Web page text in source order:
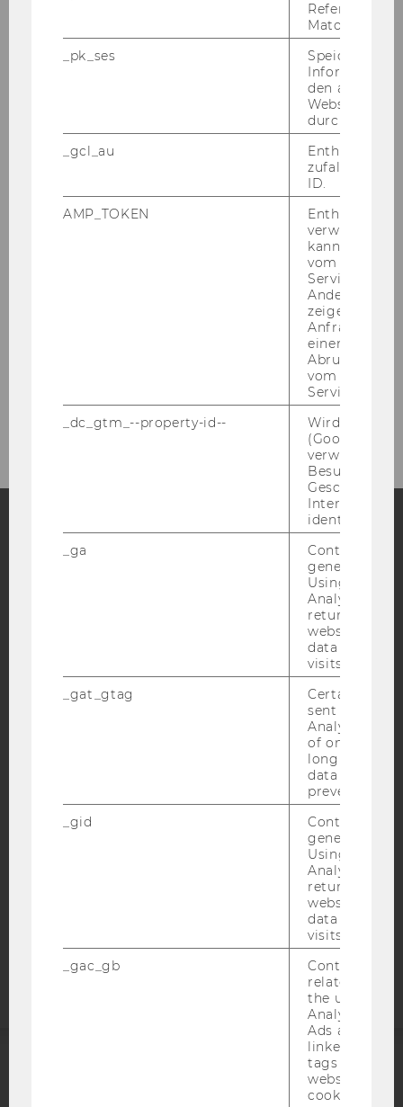
Blog
Bluesky
BARRIEREFREIHEITSERKLÄRUNG WEBSEITE
DATENSCHUTZERKLÄRUNG SOCIAL MEDIA
STUDIENBEWERBER*INNEN UND STUDIERENDE
Barrierefreiheitserklärung
Webseite
Referrers
Matomo.
_pk_ses
Speicherung
den aktuellen
durch
_gcl_au
Enthält eine
ID.
AMP_TOKEN
Enthält ein
verwendet
kann, um
vom AMP-
Service
Andere
zeigen Opt-
Anfrage im
einen Fehler
Abrufen
vom AMP
Service an.
_dc_gtm_--property-id--
Wird von
(Google Tag
verwendet,
Besucher
Geschlecht
Interessen zu
identifizieren.
_ga
Contains a
generated
Using this
Analytics can
returning
website and
data from
visits.
_gat_gtag
Certain data
sent to
Analytics a
of once per
long as it is
data
prevented.
_gid
Contains a
generated
Using this
Analytics can
returning
website and
data from
visits.
_gac_gb
Contains
related
the user. If
Analytics and
Ads accounts
linked, the
tags on the
website read
cookie.